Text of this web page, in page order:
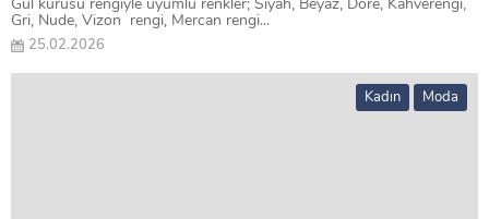
Gül kurusu rengiyle uyumlu renkler; Siyah, Beyaz, Dore, Kahverengi,
Gri, Nude, Vizon rengi, Mercan rengi...
25.02.2026
Kadın Moda